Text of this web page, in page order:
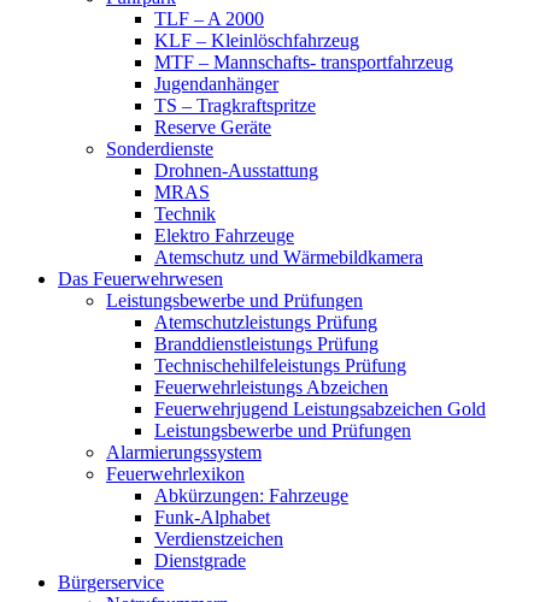
TLF – A 2000
KLF – Kleinlöschfahrzeug
MTF – Mannschafts- transportfahrzeug
Jugendanhänger
TS – Tragkraftspritze
Reserve Geräte
Sonderdienste
Drohnen-Ausstattung
MRAS
Technik
Elektro Fahrzeuge
Atemschutz und Wärmebildkamera
Das Feuerwehrwesen
Leistungsbewerbe und Prüfungen
Atemschutzleistungs Prüfung
Branddienstleistungs Prüfung
Technischehilfeleistungs Prüfung
Feuerwehrleistungs Abzeichen
Feuerwehrjugend Leistungsabzeichen Gold
Leistungsbewerbe und Prüfungen
Alarmierungssystem
Feuerwehrlexikon
Abkürzungen: Fahrzeuge
Funk-Alphabet
Verdienstzeichen
Dienstgrade
Bürgerservice